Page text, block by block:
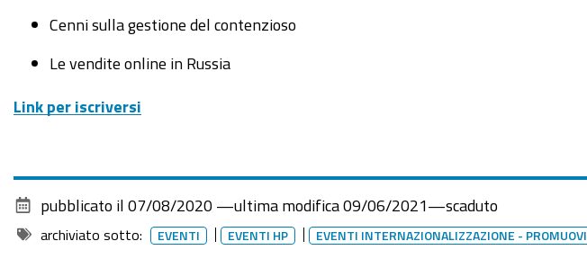
oggi,
e
le
PMI
2020-
Cenni sulla gestione del contenzioso
Le vendite online in Russia
Link per iscriversi
pubblicato il 07/08/2020 —ultima modifica 09/06/2021—scaduto
archiviato sotto: EVENTI EVENTI HP EVENTI INTERNAZIONALIZZAZIONE - PROMUOVI